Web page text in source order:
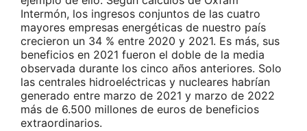
Intermón, los ingresos conjuntos de las cuatro
mayores empresas energéticas de nuestro país
crecieron un 34 % entre 2020 y 2021. Es más, sus
beneficios en 2021 fueron el doble de la media
observada durante los cinco años anteriores. Solo
las centrales hidroeléctricas y nucleares habrían
generado entre marzo de 2021 y marzo de 2022
más de 6.500 millones de euros de beneficios
extraordinarios.